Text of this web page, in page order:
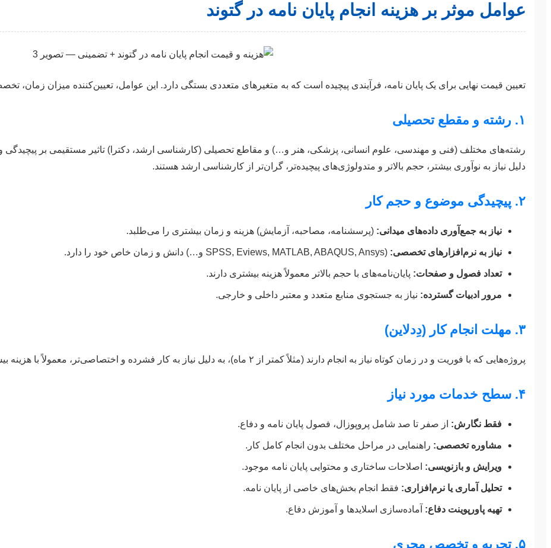
عوامل موثر بر هزینه انجام پایان نامه در گتوند
تعیین قیمت نهایی برای یک پایان نامه، فرآیندی پیچیده است که به متغیرهای متعددی بستگی دارد. این عوامل، تعیین‌کننده میزان زمان،
۱. رشته و مقطع تحصیلی
رشته‌های مختلف (فنی و مهندسی، علوم انسانی، پزشکی، هنر و…) و مقاطع تحصیلی (کارشناسی ارشد، دکترا) تاثیر مستقیمی بر پیچیدگی و
دلیل نیاز به نوآوری بیشتر، حجم بالاتر و متدولوژی‌های پیچیده‌تر، گران‌تر از کارشناسی ارشد هستند.
۲. پیچیدگی موضوع و حجم کار
نیاز به جمع‌آوری داده‌های میدانی: (پرسشنامه، مصاحبه، آزمایش) هزینه و زمان بیشتری را می‌طلبد.
نیاز به نرم‌افزارهای تخصصی: (SPSS, Eviews, MATLAB, ABAQUS, Ansys و…) دانش و زمان خاص خود را دارد.
تعداد فصول و صفحات: پایان‌نامه‌های با حجم بالاتر معمولاً هزینه بیشتری دارند.
مرور ادبیات گسترده: نیاز به جستجوی منابع متعدد و معتبر داخلی و خارجی.
۳. مهلت انجام کار (دِدلاین)
پروژه‌هایی که با فوریت و در زمان کوتاه نیاز به انجام دارند (مثلاً کمتر از ۲ ماه)، به دلیل نیاز به کار فشرده و اختصاصی‌تر، معمولاً با هزینه بیشتری همراه خواهند بود.
۴. سطح خدمات مورد نیاز
فقط نگارش: از صفر تا صد شامل پروپوزال، فصول پایان نامه و دفاع.
مشاوره تخصصی: راهنمایی در مراحل مختلف بدون انجام کامل کار.
ویرایش و بازنویسی: اصلاحات ساختاری و محتوایی پایان نامه موجود.
تحلیل آماری یا نرم‌افزاری: فقط انجام بخش‌های خاصی از پایان نامه.
تهیه پاورپوینت دفاع: آماده‌سازی اسلایدها و آموزش دفاع.
۵. تجربه و تخصص مجری